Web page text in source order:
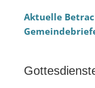
Aktuelle